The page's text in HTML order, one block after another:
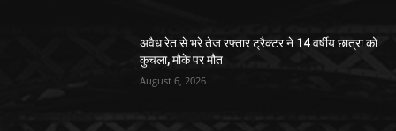
अवैध रेत से भरे तेज रफ्तार ट्रैक्टर ने 14 वर्षीय छात्रा को
कुचला, मौके पर मौत
August 6, 2026